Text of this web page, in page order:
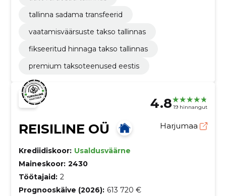
tallinna sadama transfeerid
vaatamisväärsuste takso tallinnas
fikseeritud hinnaga takso tallinnas
premium taksoteenused eestis
4.8 19 hinnangut
REISILINE OÜ Harjumaa
Krediidiskoor: Usaldusväärne
Maineskoor: 2430
Töötajaid: 2
Prognooskäive (2026): 613 720 €